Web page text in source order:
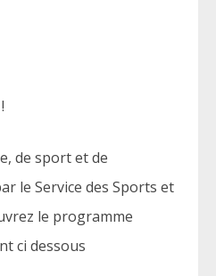
de sport et de
le Service des Sports et
le programme
ci dessous